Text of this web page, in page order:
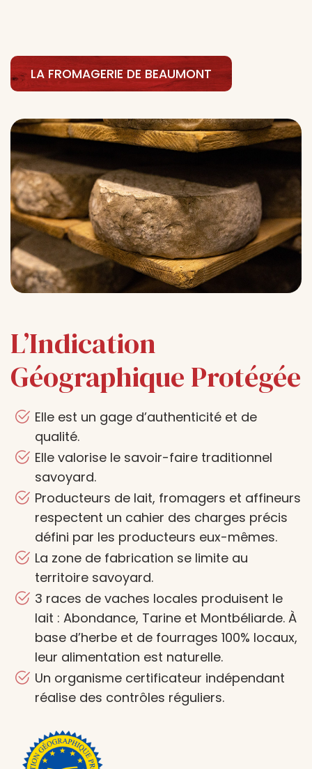
LA FROMAGERIE DE BEAUMONT
L’Indication
Géographique Protégée
Elle est un gage d’authenticité et de
qualité.
Elle valorise le savoir-faire traditionnel
savoyard.
Producteurs de lait, fromagers et affineurs
respectent un cahier des charges précis
défini par les producteurs eux-mêmes.
La zone de fabrication se limite au
territoire savoyard.
3 races de vaches locales produisent le
lait : Abondance, Tarine et Montbéliarde. À
base d’herbe et de fourrages 100% locaux,
leur alimentation est naturelle.
Un organisme certificateur indépendant
réalise des contrôles réguliers.